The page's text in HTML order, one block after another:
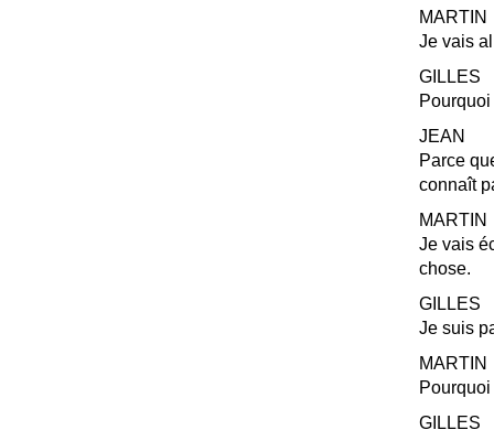
MARTIN
Je vais
GILLES
JEAN
Parce
connaît
MARTIN
Je vais
chose.
GILLES
Je suis
MARTIN
Pourquoi
GILLES